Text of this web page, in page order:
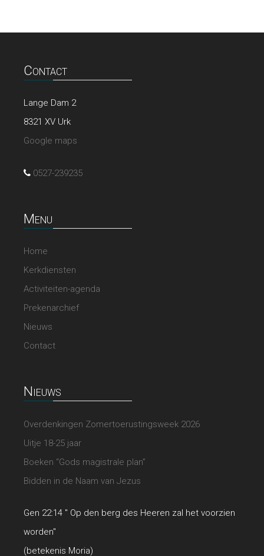
Contact
Lange Dam 2
8321 XV Urk
Google maps
0527-239235
Menu
Home
Kerkdiensten
Activiteiten-agenda
Prekenarchief
Nieuws
Contact
Nieuws
Overdenkingen Zomertoerustingsweek 2026
Uitje 18-25 jaar
Boeken “Gods magistrale plan”
Bidden in de Naam van Jezus
Gen 22:14 " Op den berg des Heeren zal het voorzien
worden"
(betekenis Moria)